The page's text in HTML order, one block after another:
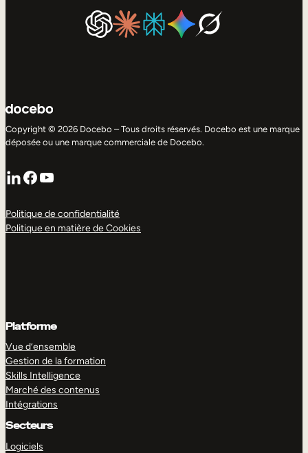
Copyright © 2026 Docebo – Tous droits réservés. Docebo est une marque
déposée ou une marque commerciale de Docebo.
LinkedIn
Facebook
YouTube
Politique de confidentialité
Politique en matière de Cookies
Platforme
Vue d’ensemble
Gestion de la formation
Skills Intelligence
Marché des contenus
Intégrations
Secteurs
Logiciels